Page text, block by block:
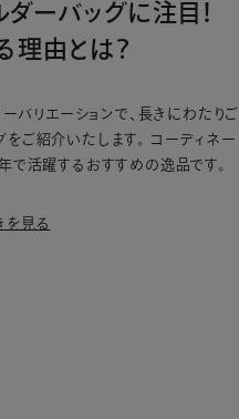
ーバッグに注目！
理由とは？
バリエーションで、長きにわたりご
ご紹介いたします。 コーディネー
で活躍するおすすめの逸品です。
を見る